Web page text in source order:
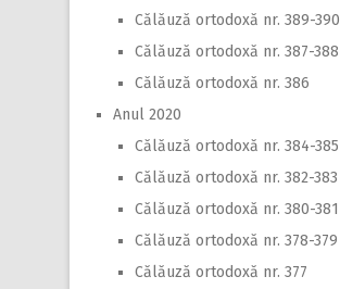
Călăuză ortodoxă nr. 389-390
Călăuză ortodoxă nr. 387-388
Călăuză ortodoxă nr. 386
Anul 2020
Călăuză ortodoxă nr. 384-385
Călăuză ortodoxă nr. 382-383
Călăuză ortodoxă nr. 380-381
Călăuză ortodoxă nr. 378-379
Călăuză ortodoxă nr. 377